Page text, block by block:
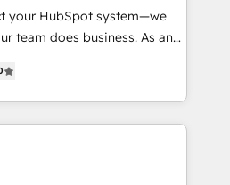
Belgium, Singapore, and
175+ employees.
your HubSpot system—we
team does business. As an
end CRM solutions that
operational efficiency,
value on HubSpot. What
the time to deeply